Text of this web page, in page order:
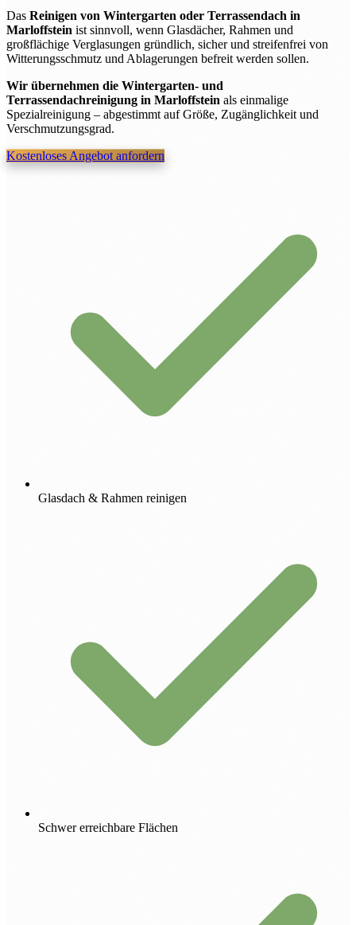
Das Reinigen von Wintergarten oder Terrassendach in
Marloffstein ist sinnvoll, wenn Glasdächer, Rahmen und
großflächige Verglasungen gründlich, sicher und streifenfrei von
Witterungsschmutz und Ablagerungen befreit werden sollen.
Wir übernehmen die Wintergarten- und
Terrassendachreinigung in Marloffstein als einmalige
Spezialreinigung – abgestimmt auf Größe, Zugänglichkeit und
Verschmutzungsgrad.
Kostenloses Angebot anfordern
Glasdach & Rahmen reinigen
Schwer erreichbare Flächen